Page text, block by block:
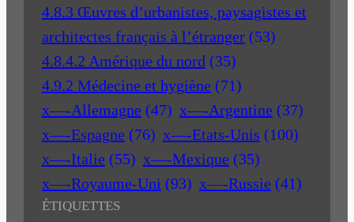
4.8.3 Œuvres d’urbanistes, paysagistes et
architectes français à l’étranger (53)
4.8.4.2 Amérique du nord (35)
4.9.2 Médecine et hygiène (71)
x—-Allemagne (47) x—-Argentine (37)
x—-Espagne (76) x—-Etats-Unis (100)
x—-Italie (55) x—-Mexique (35)
x—-Royaume-Uni (93) x—-Russie (41)
ÉTIQUETTES